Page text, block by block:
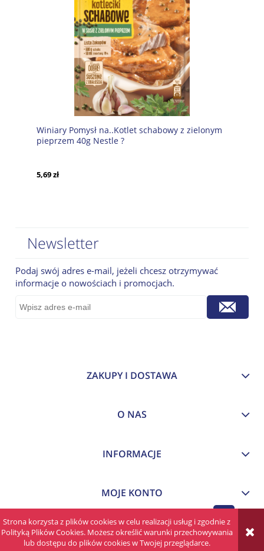
Strona korzysta z plików cookies w celu realizacji usług i zgodnie z
Polityką Plików Cookies. Możesz określić warunki przechowywania
lub dostępu do plików cookies w Twojej przeglądarce.
Winiary Pomysł na..Kotlet schabowy z zielonym
pieprzem 40g Nestle ?
5,69 zł
Newsletter
Podaj swój adres e-mail, jeżeli chcesz otrzymywać
informacje o nowościach i promocjach.
ZAKUPY I DOSTAWA
O NAS
INFORMACJE
MOJE KONTO
pokaż pełną wersję strony
Sklep internetowy Shoper Premium